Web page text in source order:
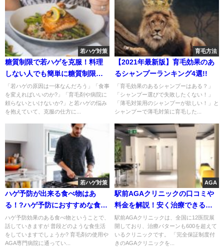
若ハゲ対策
糖質制限で若ハゲを克服！料理
しない人でも簡単に糖質制限食
が食べられる方法
「若ハゲの原因は一体なんだろう」「食事
を変えればいいのか?」「育毛剤や病院に
頼らないといけないか?」と若ハゲの悩み
を抱えていて、克服の仕方に...
育毛方法
【2021年最新版】育毛効果のあ
るシャンプーランキング4選!!
「育毛効果のあるシャンプーはある？」
「シャンプー選びで失敗したくない！」
「薄毛対策用のシャンプーが欲しい！」と
シャンプーで薄毛対策に育毛した...
若ハゲ対策
ハゲ予防が出来る食べ物はあ
る！?ハゲ予防におすすめな食べ
物10選
ハゲ予防効果のある食べ物ということで、
話していきますが 普段どのような食生活
をしていますでしょうか? 育毛剤の使用や
AGA専門病院に通ってい...
AGA
駅前AGAクリニックの口コミや
料金を解説！安く治療できるっ
て本当？
駅前AGAクリニックは、全国に12医院展
開しており、治療パターンも600を超えて
いるクリニックです。 「完全保証制度付
きのAGAクリニックを...